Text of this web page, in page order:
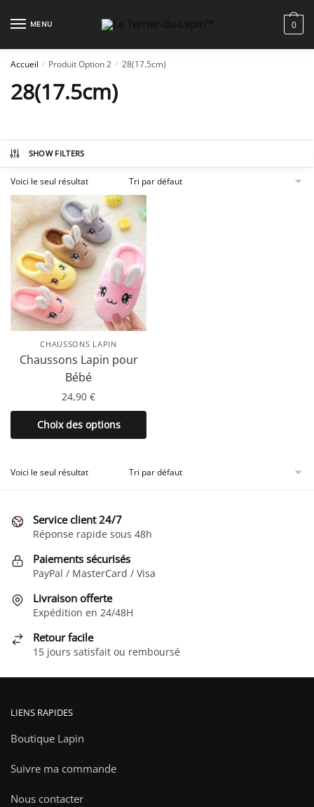
MENU 0
Accueil / Produit Option 2 / 28(17.5cm)
28(17.5cm)
SHOW FILTERS
Voici le seul résultat
CHAUSSONS LAPIN
Chaussons Lapin pour
Bébé
24,90 €
Choix des options
Ce
produit
plusieurs
options
peuvent
être
choisies
la
du
produit
Voici le seul résultat
Service client 24/7
Réponse rapide sous 48h
Paiements sécurisés
PayPal / MasterCard / Visa
Livraison offerte
Expédition en 24/48H
Retour facile
15 jours satisfait ou remboursé
LIENS RAPIDES
Boutique Lapin
Suivre ma commande
Nous contacter